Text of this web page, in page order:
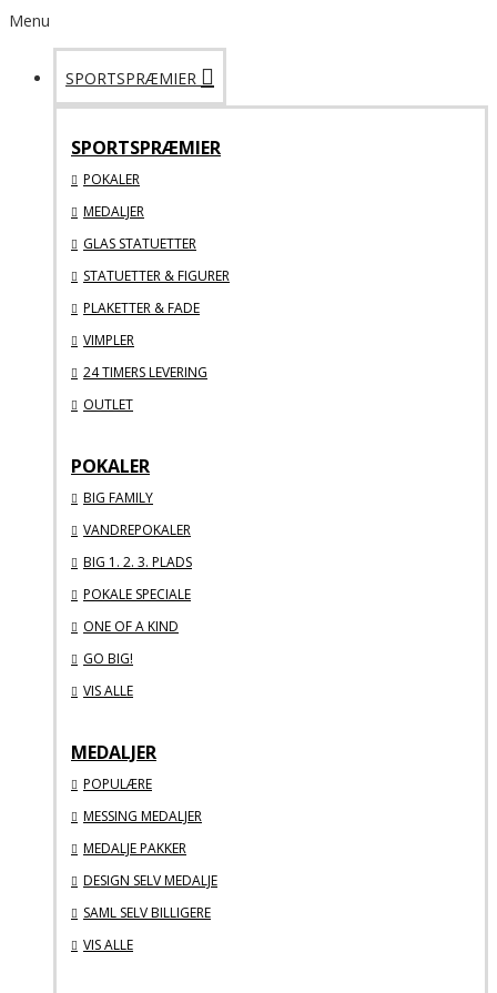
Menu
SPORTSPRÆMIER
SPORTSPRÆMIER
POKALER
MEDALJER
GLAS STATUETTER
STATUETTER & FIGURER
PLAKETTER & FADE
VIMPLER
24 TIMERS LEVERING
OUTLET
POKALER
BIG FAMILY
VANDREPOKALER
BIG 1. 2. 3. PLADS
POKALE SPECIALE
ONE OF A KIND
GO BIG!
VIS ALLE
MEDALJER
POPULÆRE
MESSING MEDALJER
MEDALJE PAKKER
DESIGN SELV MEDALJE
SAML SELV BILLIGERE
VIS ALLE